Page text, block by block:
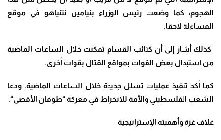
الهجوم، كما وضعت رئيس الوزراء بنيامين نتنياهو في موقع
المساءلة لاحقا.
كذلك أشار إلى أن كتائب القسام تمكنت خلال الساعات الماضية
من استبدال بعض القوات بمواقع القتال بقوات أخرى.
كما أكد تنفيذ عمليات تسلل جديدة خلال الساعات الماضية. ودعا
الشعب الفلسطيني والأمة للانخراط في معركة “طوفان الأقصى“.
غلاف غزة وأهميته الإستراتيجية